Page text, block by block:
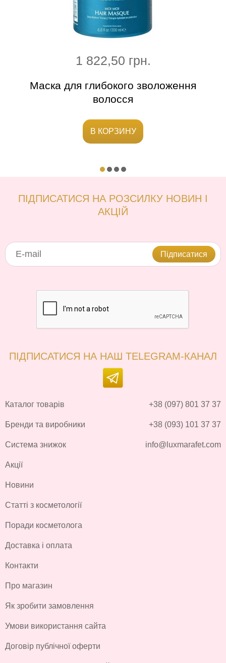
1 822,50 грн.
Маска для глибокого зволоження
волосся
В КОРЗИНУ
ПІДПИСАТИСЯ НА РОЗСИЛКУ НОВИН І
АКЦІЙ
Підписатися
ПІДПИСАТИСЯ НА НАШ TELEGRAM-КАНАЛ
Каталог товарів
Бренди та виробники
Система знижок
Акції
Новини
Статті з косметології
Поради косметолога
Доставка і оплата
Контакти
Про магазин
Як зробити замовлення
Умови використання сайта
Договір публічної оферти
+38 (097) 801 37 37
+38 (093) 101 37 37
info@luxmarafet.com